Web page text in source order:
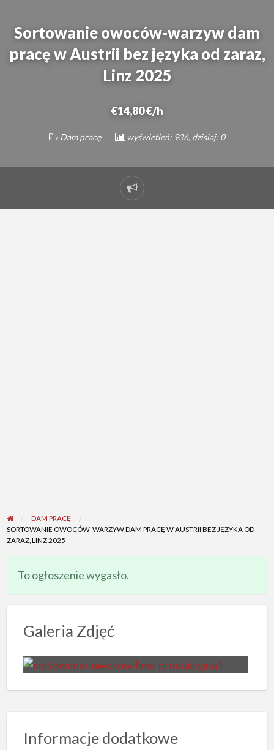
Sortowanie owoców-warzyw dam
pracę w Austrii bez języka od zaraz,
Linz 2025
€14,80 €/h
Dam pracę wyświetleń: 936, dzisiaj: 0
Zgłoś
problem
DAM PRACĘ
SORTOWANIE OWOCÓW-WARZYW DAM PRACĘ W AUSTRII BEZ JĘZYKA OD
ZARAZ, LINZ 2025
To ogłoszenie wygasło.
Galeria Zdjęć
Informacje dodatkowe